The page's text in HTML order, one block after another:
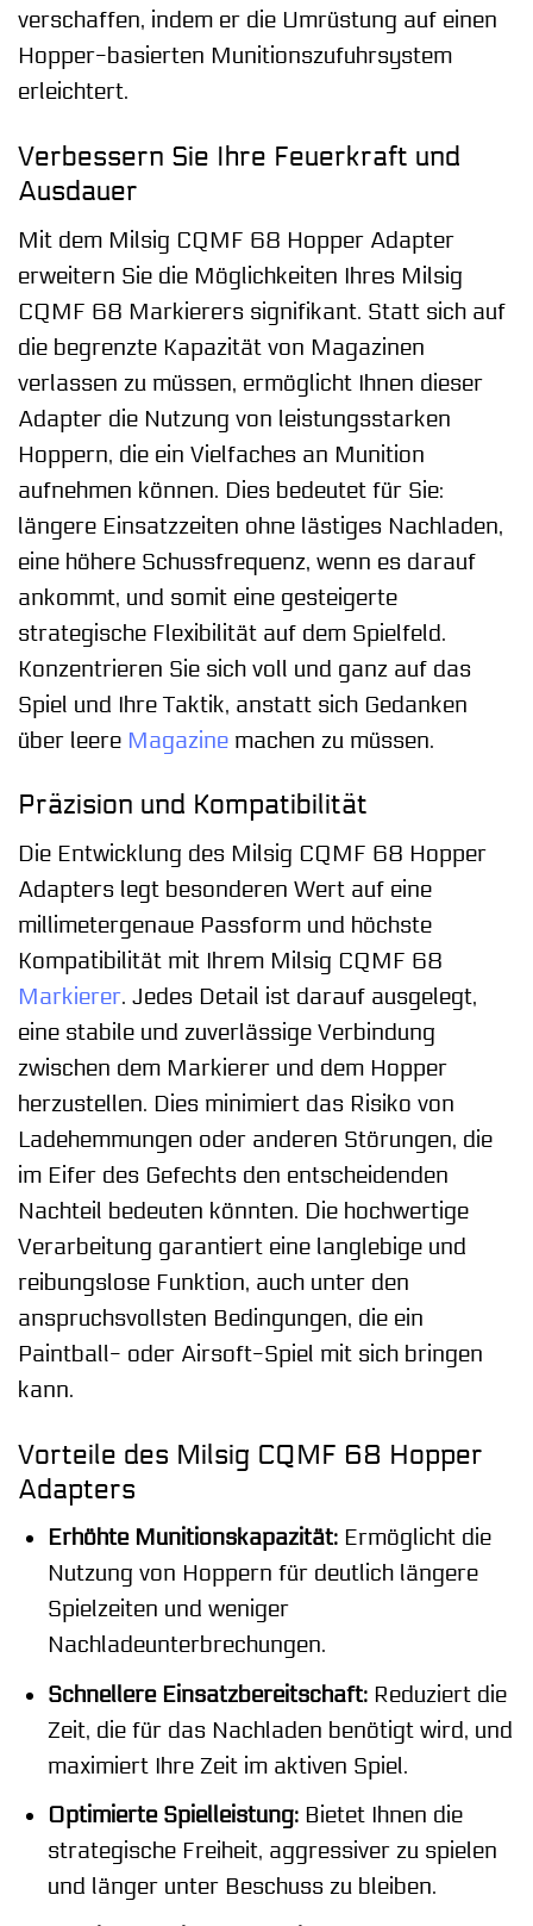
verschaffen, indem er die Umrüstung auf einen
Hopper-basierten Munitionszufuhrsystem
erleichtert.
Verbessern Sie Ihre Feuerkraft und
Ausdauer
Mit dem Milsig CQMF 68 Hopper Adapter
erweitern Sie die Möglichkeiten Ihres Milsig
CQMF 68 Markierers signifikant. Statt sich auf
die begrenzte Kapazität von Magazinen
verlassen zu müssen, ermöglicht Ihnen dieser
Adapter die Nutzung von leistungsstarken
Hoppern, die ein Vielfaches an Munition
aufnehmen können. Dies bedeutet für Sie:
längere Einsatzzeiten ohne lästiges Nachladen,
eine höhere Schussfrequenz, wenn es darauf
ankommt, und somit eine gesteigerte
strategische Flexibilität auf dem Spielfeld.
Konzentrieren Sie sich voll und ganz auf das
Spiel und Ihre Taktik, anstatt sich Gedanken
über leere Magazine machen zu müssen.
Präzision und Kompatibilität
Die Entwicklung des Milsig CQMF 68 Hopper
Adapters legt besonderen Wert auf eine
millimetergenaue Passform und höchste
Kompatibilität mit Ihrem Milsig CQMF 68
Markierer. Jedes Detail ist darauf ausgelegt,
eine stabile und zuverlässige Verbindung
zwischen dem Markierer und dem Hopper
herzustellen. Dies minimiert das Risiko von
Ladehemmungen oder anderen Störungen, die
im Eifer des Gefechts den entscheidenden
Nachteil bedeuten könnten. Die hochwertige
Verarbeitung garantiert eine langlebige und
reibungslose Funktion, auch unter den
anspruchsvollsten Bedingungen, die ein
Paintball- oder Airsoft-Spiel mit sich bringen
kann.
Vorteile des Milsig CQMF 68 Hopper
Adapters
Erhöhte Munitionskapazität:Ermöglicht die
Nutzung von Hoppern für deutlich längere
Spielzeiten und weniger
Nachladeunterbrechungen.
Schnellere Einsatzbereitschaft:Reduziert die
Zeit, die für das Nachladen benötigt wird, und
maximiert Ihre Zeit im aktiven Spiel.
Optimierte Spielleistung:Bietet Ihnen die
strategische Freiheit, aggressiver zu spielen
und länger unter Beschuss zu bleiben.